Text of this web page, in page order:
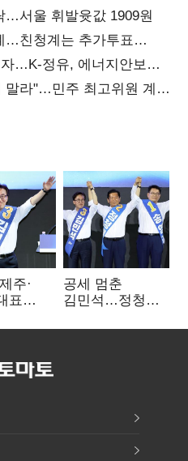
…서울 휘발윳값 1909원
…친청계는 추가투표
…K-정유, 에너지안보
말라"…민주 최고위원 계파
주·
표
공세 멈춘
김민석…정청래
수습"